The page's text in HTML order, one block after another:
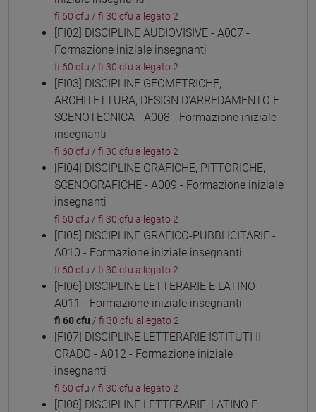
fi 60 cfu / fi 30 cfu allegato 2
[FI02] DISCIPLINE AUDIOVISIVE - A007 -
Formazione iniziale insegnanti
fi 60 cfu / fi 30 cfu allegato 2
[FI03] DISCIPLINE GEOMETRICHE,
ARCHITETTURA, DESIGN D'ARREDAMENTO E
SCENOTECNICA - A008 - Formazione iniziale
insegnanti
fi 60 cfu / fi 30 cfu allegato 2
[FI04] DISCIPLINE GRAFICHE, PITTORICHE,
SCENOGRAFICHE - A009 - Formazione iniziale
insegnanti
fi 60 cfu / fi 30 cfu allegato 2
[FI05] DISCIPLINE GRAFICO-PUBBLICITARIE -
A010 - Formazione iniziale insegnanti
fi 60 cfu / fi 30 cfu allegato 2
[FI06] DISCIPLINE LETTERARIE E LATINO -
A011 - Formazione iniziale insegnanti
fi 60 cfu / fi 30 cfu allegato 2
[FI07] DISCIPLINE LETTERARIE ISTITUTI II
GRADO - A012 - Formazione iniziale
insegnanti
fi 60 cfu / fi 30 cfu allegato 2
[FI08] DISCIPLINE LETTERARIE, LATINO E